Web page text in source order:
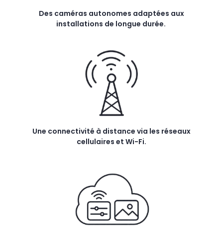
Des caméras autonomes adaptées aux
installations de longue durée.
Une connectivité à distance via les réseaux
cellulaires et Wi-Fi.